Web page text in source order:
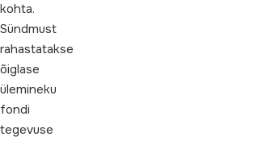
kohta.
Sündmust
rahastatakse
õiglase
ülemineku
fondi
tegevuse